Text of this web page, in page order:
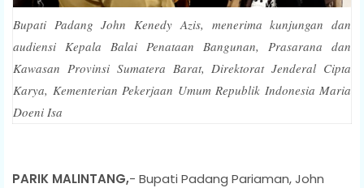
Bupati Padang John Kenedy Azis, menerima kunjungan dan
audiensi Kepala Balai Penataan Bangunan, Prasarana dan
Kawasan Provinsi Sumatera Barat, Direktorat Jenderal Cipta
Karya, Kementerian Pekerjaan Umum Republik Indonesia Maria
Doeni Isa
PARIK MALINTANG,- Bupati Padang Pariaman, John